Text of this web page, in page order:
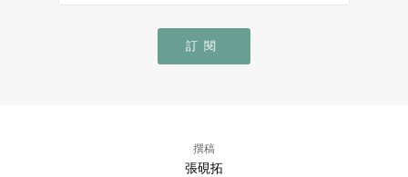
訂閱
撰稿
張硯拓